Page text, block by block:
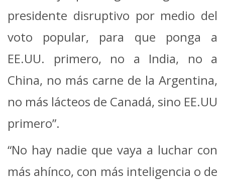
presidente disruptivo por medio del
voto popular, para que ponga a
EE.UU. primero, no a India, no a
China, no más carne de la Argentina,
no más lácteos de Canadá, sino EE.UU
primero”.
“No hay nadie que vaya a luchar con
más ahínco, con más inteligencia o de